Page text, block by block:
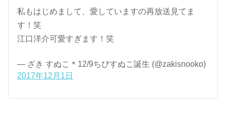
私もはじめまして、愛していますの再放送見てま
す！笑
江口洋介可愛すぎます！笑
— ざき すぬこ＊12/9ちびすぬこ誕生 (@zakisnooko)
2017年12月1日